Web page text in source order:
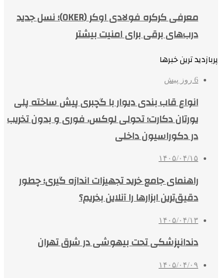
معرفی کرکره فولادی اوکر (OKER)؛ نسل جدید
درب‌های برقی برای امنیت بیشتر
پربازدید ترین خبرها
6 روز پیش
انواع قاب بندی دیوار با گچبری پیش ساخته پلی
یورتان دکارت؛ تحولی لوکس، فوری و بدون تخریب
در دکوراسیون داخلی
۱۴۰۵/۰۴/۱۵
راهنمای جامع خرید تجهیزات اندازه گیری؛ چطور
دقیق‌ترین ابزارها را آنلاین بخریم؟
۱۴۰۵/۰۴/۱۳
دندانپزشکی تحت بیهوشی در شرق تهران
۱۴۰۵/۰۴/۰۹